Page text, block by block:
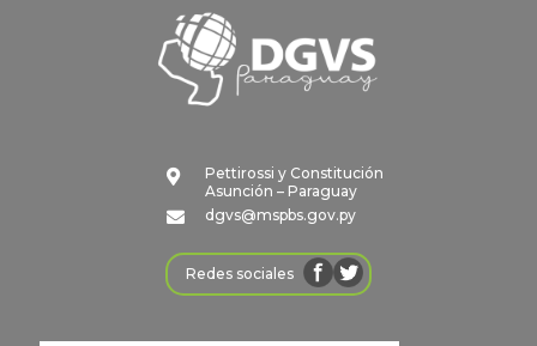

Pettirossi y Constitución
Asunción – Paraguay

dgvs@mspbs.gov.py
Redes sociales